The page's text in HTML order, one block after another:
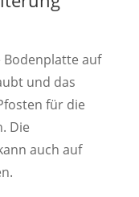
Bodenplatte auf
und das
für die
Die
auch auf